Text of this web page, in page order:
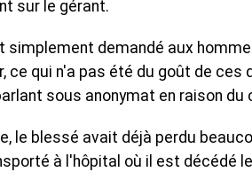
sur le gérant.
simplement demandé aux
qui n'a pas été du goût de ces
sous anonymat en raison
le blessé avait déjà perdu
à l'hôpital où il est décédé